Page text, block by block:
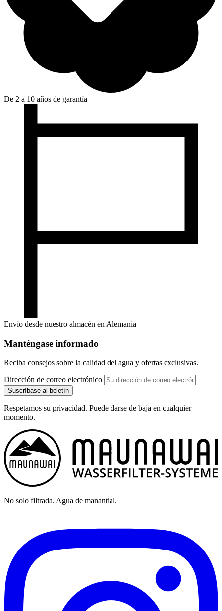
De 2 a 10 años de garantía
Envío desde nuestro almacén en Alemania
Manténgase informado
Reciba consejos sobre la calidad del agua y ofertas exclusivas.
Dirección de correo electrónico
Suscríbase al boletín
Respetamos su privacidad. Puede darse de baja en cualquier
momento.
No solo filtrada. Agua de manantial.